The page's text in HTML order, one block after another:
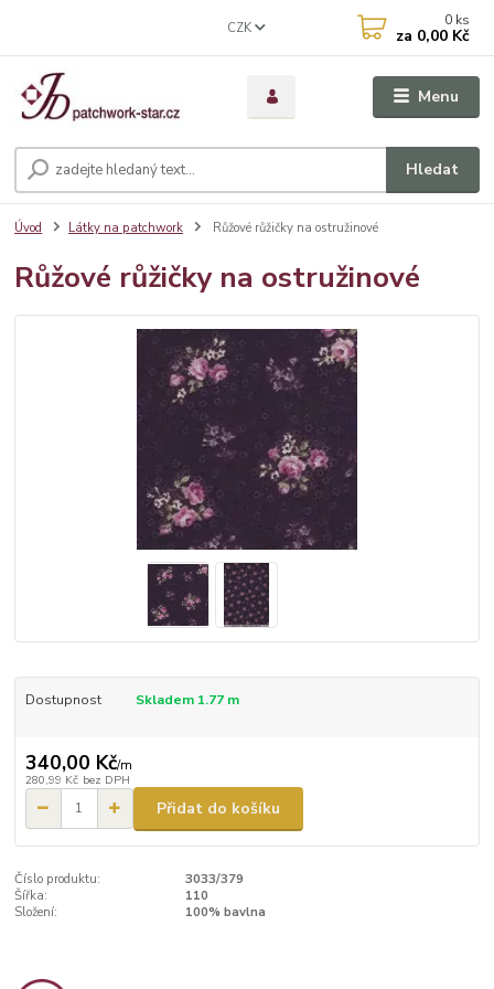
Menu
CZK
Hledat
0 ks
za 0,00 Kč
Úvod Látky na patchwork Růžové růžičky na ostružinové
Růžové růžičky na ostružinové
Dostupnost Skladem 1.77 m
340,00 Kč/m
280,99 Kč bez DPH
Přidat do košíku
Číslo produktu:
3033/379
Šířka:
110
Složení:
100% bavlna